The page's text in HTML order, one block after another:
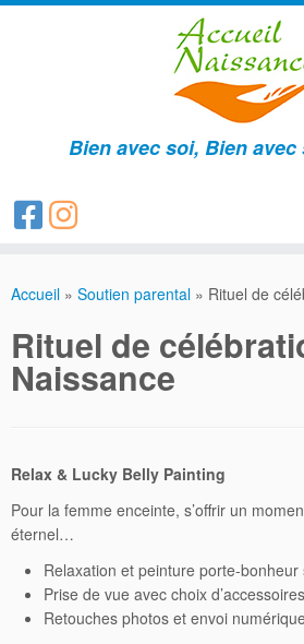
au
Bien avec soi, Bien
Accueil » Soutien parental » Rituel de
Rituel de
Naissance
Relax & Lucky Belly Painting
Pour la femme enceinte, s’offrir un
éternel…
Relaxation et peinture porte-bonheur
Prise de vue avec choix d’accessoires
Retouches photos et envoi numérique